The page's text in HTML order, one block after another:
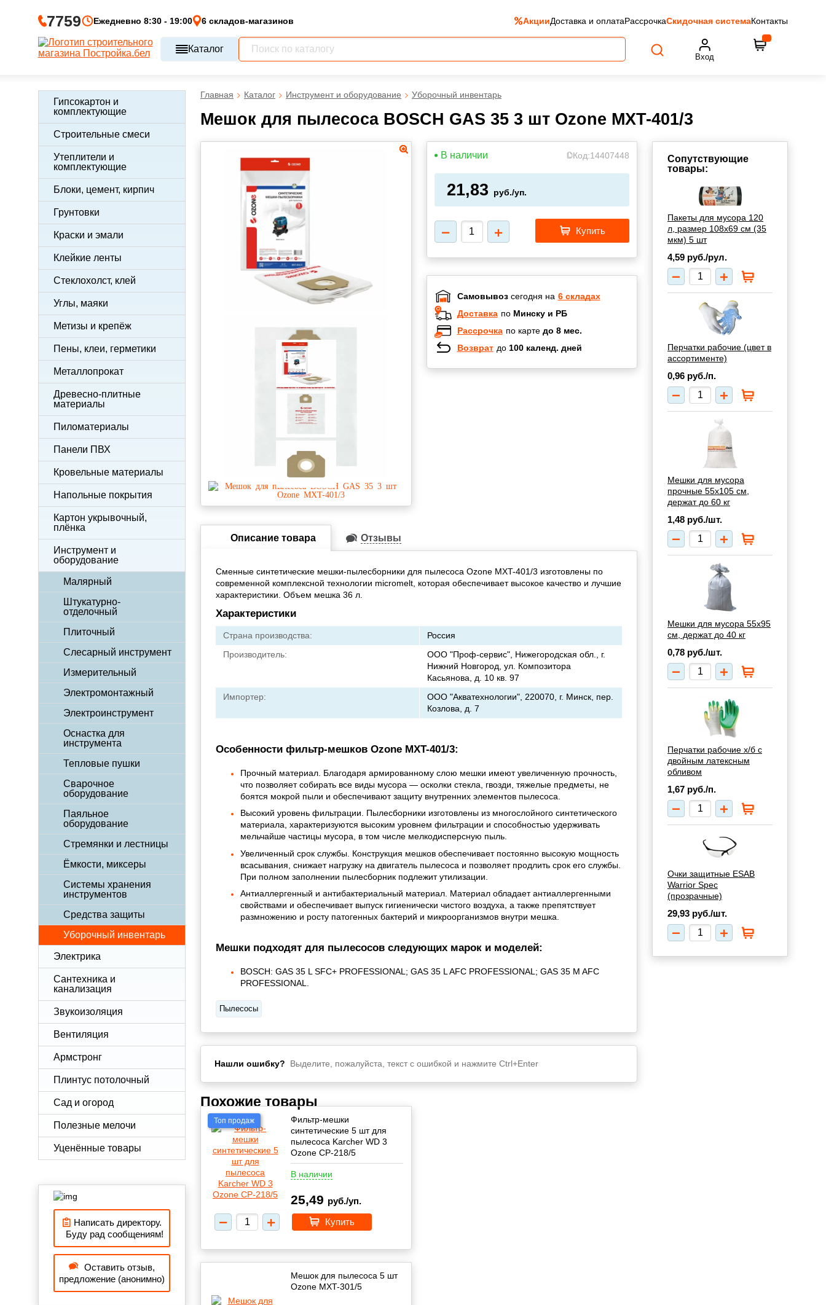
7759 Ежедневно 8:30 - 19:00 6 складов-магазинов АкцииДоставка и оплатаРассрочкаСкидочная системаКонтакты
Каталог
Вход
Гипсокартон и
комплектующие
Строительные смеси
Утеплители и
комплектующие
Блоки, цемент, кирпич
Грунтовки
Краски и эмали
Клейкие ленты
Стеклохолст, клей
Углы, маяки
Метизы и крепёж
Пены, клеи, герметики
Металлопрокат
Древесно-плитные
материалы
Пиломатериалы
Панели ПВХ
Кровельные материалы
Напольные покрытия
Картон укрывочный,
плёнка
Инструмент и
оборудование
Малярный
Штукатурно-
отделочный
Плиточный
Слесарный инструмент
Измерительный
Электромонтажный
Электроинструмент
Оснастка для
инструмента
Тепловые пушки
Сварочное
оборудование
Паяльное
оборудование
Стремянки и лестницы
Ёмкости, миксеры
Системы хранения
инструментов
Средства защиты
Уборочный инвентарь
Электрика
Сантехника и
канализация
Звукоизоляция
Вентиляция
Армстронг
Плинтус потолочный
Сад и огород
Полезные мелочи
Уценённые товары
Написать директору.
Буду рад сообщениям!
Оставить отзыв,
предложение (анонимно)
Главная Каталог Инструмент и оборудование Уборочный инвентарь
Мешок для пылесоса BOSCH GAS 35 3 шт Ozone MXT-401/3
В наличии Код:14407448
21,83 руб./уп.
Купить
Самовывозсегодня на 6 складах
Доставка по Минску и РБ
Рассрочка по карте до 8 мес.
Возврат до 100 календ. дней
Описание товара Отзывы
Сменные синтетические мешки-пылесборники для пылесоса Ozone MXT-401/3 изготовлены по
современной комплексной технологии micromelt, которая обеспечивает высокое качество и лучшие
характеристики. Объем мешка 36 л.
Характеристики
Страна производства:
Россия
Производитель:
ООО "Проф-сервис", Нижегородская обл., г.
Нижний Новгород, ул. Композитора
Касьянова, д. 10 кв. 97
Импортер:
ООО "Акватехнологии", 220070, г. Минск, пер.
Козлова, д. 7
Особенности фильтр-мешков Ozone MXT-401/3:
Прочный материал. Благодаря армированному слою мешки имеют увеличенную прочность,
что позволяет собирать все виды мусора — осколки стекла, гвозди, тяжелые предметы, не
боятся мокрой пыли и обеспечивают защиту внутренних элементов пылесоса.
Высокий уровень фильтрации. Пылесборники изготовлены из многослойного синтетического
материала, характеризуются высоким уровнем фильтрации и способностью удерживать
мельчайше частицы мусора, в том числе мелкодисперсную пыль.
Увеличенный срок службы. Конструкция мешков обеспечивает постоянно высокую мощность
всасывания, снижает нагрузку на двигатель пылесоса и позволяет продлить срок его службы.
При полном заполнении пылесборник подлежит утилизации.
Антиаллергенный и антибактериальный материал. Материал обладает антиаллергенными
свойствами и обеспечивает выпуск гигиенически чистого воздуха, а также препятствует
размножению и росту патогенных бактерий и микроорганизмов внутри мешка.
Мешки подходят для пылесосов следующих марок и моделей:
BOSCH: GAS 35 L SFC+ PROFESSIONAL; GAS 35 L AFC PROFESSIONAL; GAS 35 M AFC
PROFESSIONAL.
Пылесосы
Нашли ошибку? Выделите, пожалуйста, текст с ошибкой и нажмите Ctrl+Enter
Похожие товары
Топ продаж
Фильтр-мешки
синтетические 5 шт для
пылесоса Karcher WD 3
Ozone CP-218/5
В наличии
25,49 руб./уп.
Купить
Мешок для пылесоса 5 шт
Ozone MXT-301/5
Сопутствующие
товары:
Пакеты для мусора 120
л, размер 108х69 см (35
мкм) 5 шт
4,59 руб./рул.
Перчатки рабочие (цвет в
ассортименте)
0,96 руб./п.
Мешки для мусора
прочные 55х105 см,
держат до 60 кг
1,48 руб./шт.
Мешки для мусора 55х95
см, держат до 40 кг
0,78 руб./шт.
Перчатки рабочие х/б с
двойным латексным
обливом
1,67 руб./п.
Очки защитные ESAB
Warrior Spec
(прозрачные)
29,93 руб./шт.